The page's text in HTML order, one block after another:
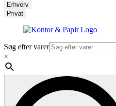
Erhverv
Privat
Søg efter varer
×